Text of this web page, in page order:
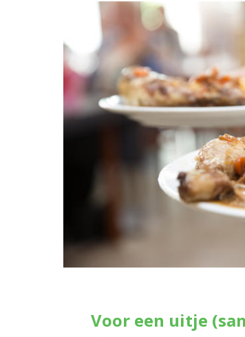
Voor een uitje